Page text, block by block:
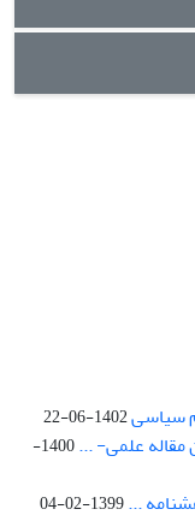
سیاسی1402-06-22
علمی- ...
1400-
...
1399-02-04